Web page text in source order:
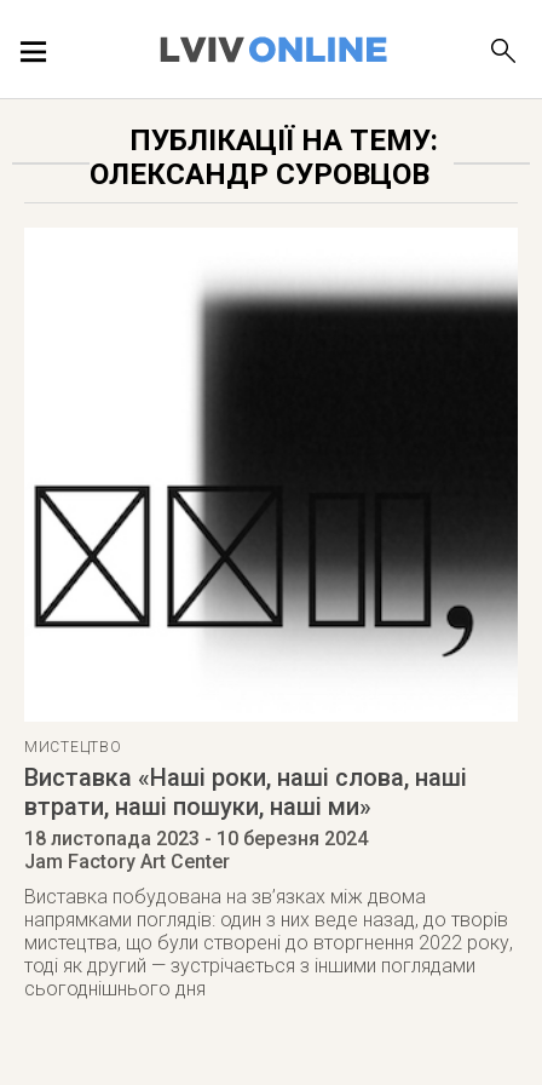
ЛОКАЦІЇ
ПУБЛІКАЦІЇ НА ТЕМУ:
ОЛЕКСАНДР СУРОВЦОВ
МИСТЕЦТВО
Виставка «Наші роки, наші слова, наші
втрати, наші пошуки, наші ми»
18 листопада 2023 - 10 березня 2024
Jam Factory Art Center
Виставка побудована на зв’язках між двома
напрямками поглядів: один з них веде назад, до творів
мистецтва, що були створені до вторгнення 2022 року,
тоді як другий — зустрічається з іншими поглядами
сьогоднішнього дня